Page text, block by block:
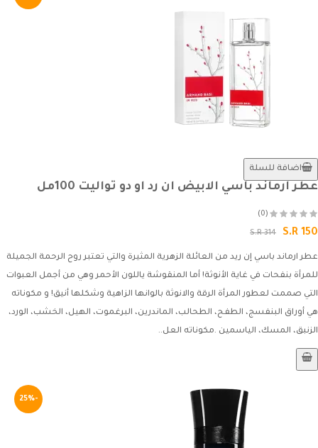
اضافة للسلة
عطر ارماند باسي الابيض ان رد او دو تواليت 100مل
(0)
S.R 150
S.R 314
عطر ارماند باسي إن ريد من العائلة الزهرية المثيرة والتي تعتبر روح الرحمة الجميلة
للمرأة بنفحات في غاية الأنوثة! أما المنقوشة ياللون الأحمر وهي من أجمل العبوات
التي صممت لعطور المرأة الرقة والانوثة بالوانها الزاهية وشكلها أنيق! و مكوناته
هي أوراق البنفسج، الطفح، الطحالب، الماندرين، البرغموت، الهيل، الخشب، الورد،
الزنبق، المسك، الياسمين .مكوناته العل..
-25%